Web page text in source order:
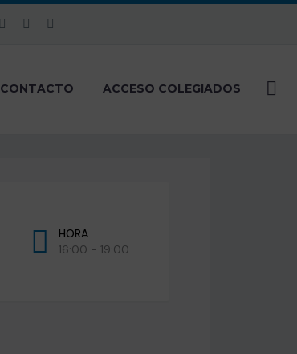
CONTACTO ACCESO COLEGIADOS
HORA
16:00 - 19:00